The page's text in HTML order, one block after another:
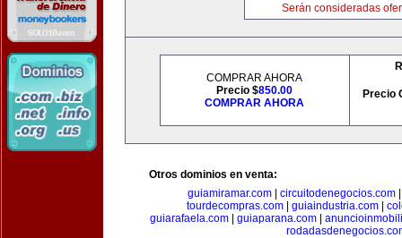
Serán consideradas
COMPRAR AHORA
Precio $850.00
COMPRAR AHORA
Precio
Otros dominios en venta:
guiamiramar.com
circuitodenegocios.com
tourdecompras.com
guiaindustria.com
guiarafaela.com| guiaparana.com|